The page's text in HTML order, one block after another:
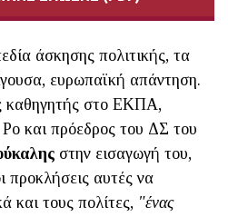
άσκησης πολιτικής, τα
ευρωπαϊκή απάντηση.
καθηγητής στο ΕΚΠΑ,
και πρόεδρος του ΔΣ του
στην εισαγωγή του,
προκλήσεις αυτές να
και τους πολίτες, "ένας